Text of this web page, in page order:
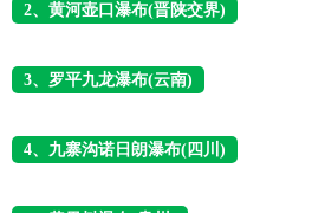
2、黄河壶口瀑布(晋陕交界)
3、罗平九龙瀑布(云南)
4、九寨沟诺日朗瀑布(四川)